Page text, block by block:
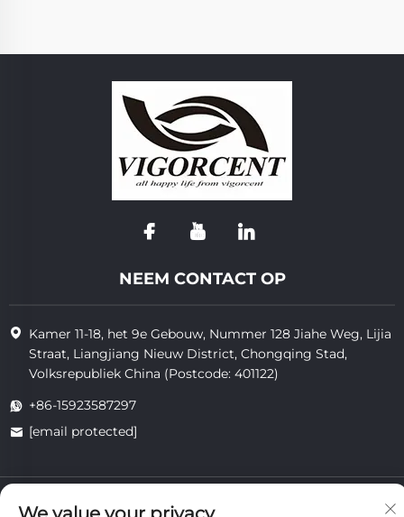
NEEM CONTACT OP
Kamer 11-18, het 9e Gebouw, Nummer 128 Jiahe Weg, Lijia
Straat, Liangjiang Nieuw District, Chongqing Stad,
Volksrepubliek China (Postcode: 401122)
+86-15923587297
[email protected]